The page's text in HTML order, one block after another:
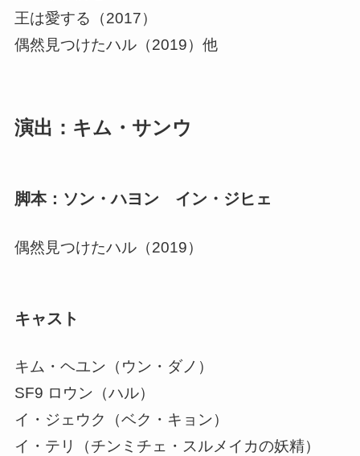
王は愛する（2017）
偶然見つけたハル（2019）他
演出：キム・サンウ
脚本：ソン・ハヨン イン・ジヒェ
偶然見つけたハル（2019）
キャスト
キム・ヘユン（ウン・ダノ）
SF9 ロウン（ハル）
イ・ジェウク（ベク・キョン）
イ・テリ（チンミチェ・スルメイカの妖精）